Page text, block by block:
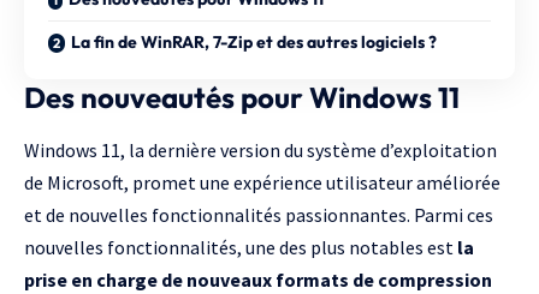
La fin de WinRAR, 7-Zip et des autres logiciels ?
Des nouveautés pour Windows 11
Windows 11, la dernière version du système d’exploitation
de Microsoft, promet une expérience utilisateur améliorée
et de nouvelles fonctionnalités passionnantes. Parmi ces
nouvelles fonctionnalités, une des plus notables est la
prise en charge de nouveaux formats de compression